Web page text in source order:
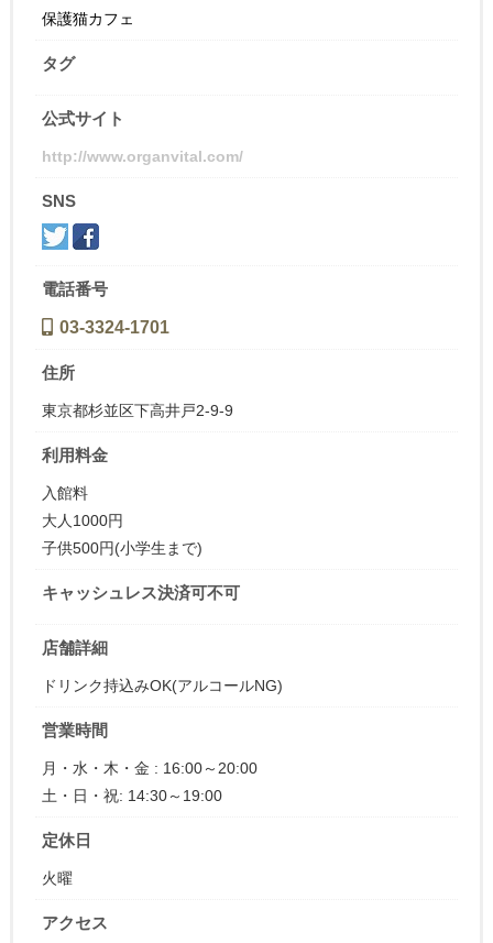
保護猫カフェ
タグ
公式サイト
http://www.organvital.com/
SNS
電話番号
03-3324-1701
住所
東京都杉並区下高井戸2-9-9
利用料金
入館料
大人1000円
子供500円(小学生まで)
キャッシュレス決済可不可
店舗詳細
ドリンク持込みOK(アルコールNG)
営業時間
月・水・木・金 : 16:00～20:00
土・日・祝: 14:30～19:00
定休日
火曜
アクセス